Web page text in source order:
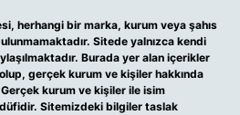
herhangi bir marka, kurum veya şahıs
Sitede yalnızca kendi
Burada yer alan içerikler
gerçek kurum ve kişiler hakkında
kurum ve kişiler ile isim
Sitemizdeki bilgiler taslak